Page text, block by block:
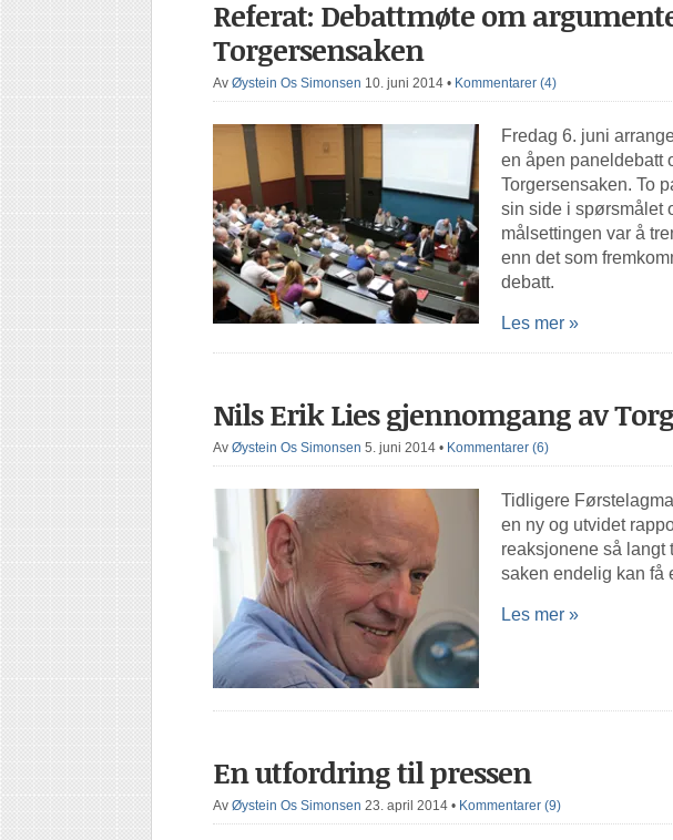
Referat: Debattmøte om
Torgersensaken
Av Øystein Os Simonsen 10. juni 2014 • Kommentarer (4)
Fredag 6. juni
en åpen paneldebatt
Torgersensaken. To
sin side i spørsmålet
målsettingen var å
enn det som
debatt.
Les mer »
Nils Erik Lies gjennomgang av
Av Øystein Os Simonsen 5. juni 2014 • Kommentarer (6)
Tidligere
en ny og utvidet
reaksjonene så langt
saken endelig kan få
Les mer »
En utfordring til pressen
Av Øystein Os Simonsen 23. april 2014 • Kommentarer (9)